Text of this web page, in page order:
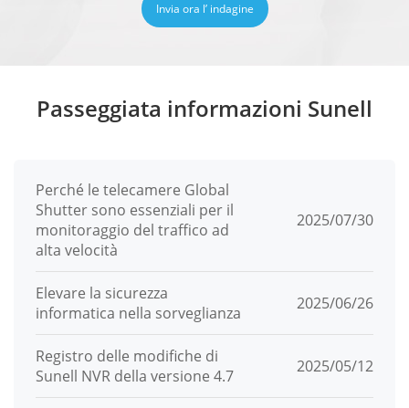
Invia ora l’ indagine
Passeggiata informazioni Sunell
Perché le telecamere Global
Shutter sono essenziali per il
monitoraggio del traffico ad
alta velocità
2025/07/30
Elevare la sicurezza
informatica nella sorveglianza
2025/06/26
Registro delle modifiche di
Sunell NVR della versione 4.7
2025/05/12